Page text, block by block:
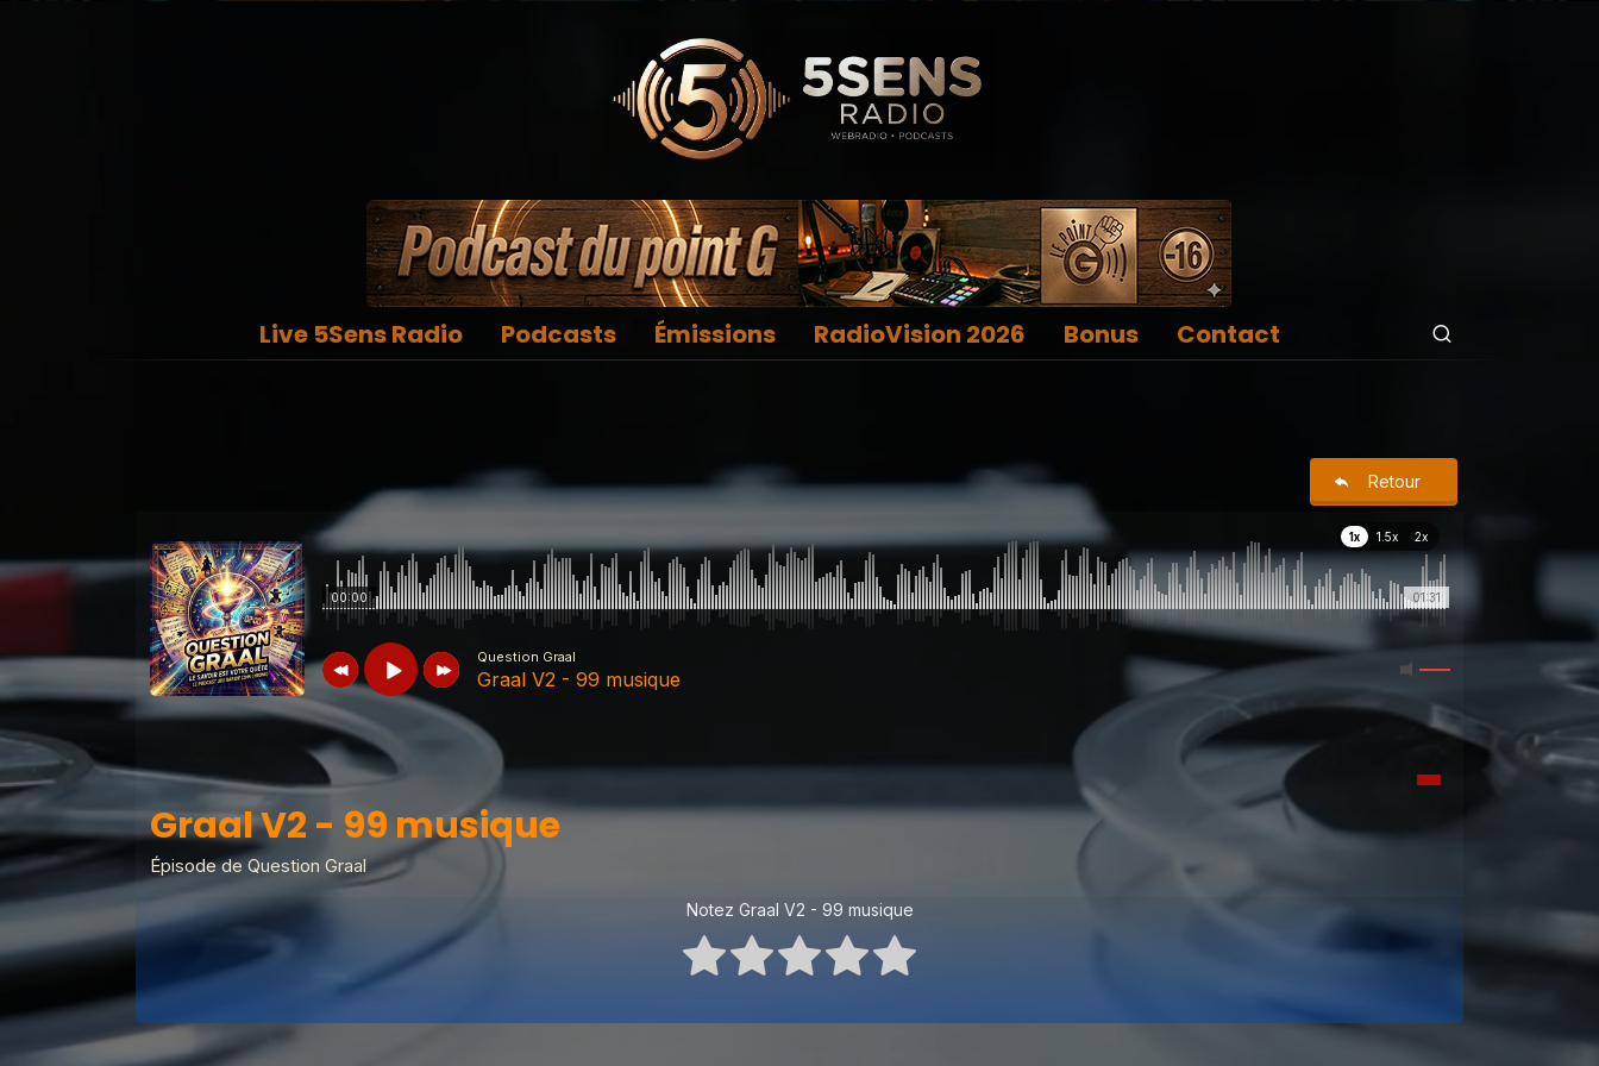
Live 5Sens Radio Podcasts Émissions RadioVision 2026 Bonus Contact
Retour
01:31
00:00
Question Graal
Graal V2 - 99 musique
Question Graal Graal V2 - 99 musique
Question Graal Graal V2 - 98 musique
Question Graal Graal V2 - 97 musique
Question Graal
1x 1.5x 2x
Graal V2 - 99 musique
Épisode de Question Graal
Notez Graal V2 - 99 musique